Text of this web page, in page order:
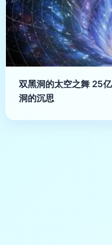
双黑洞的太空之舞 25
洞的沉思